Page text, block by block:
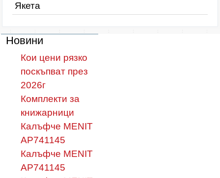
Якета
Новини
Кои цени рязко
поскъпват през
2026г
Комплекти за
книжарници
Калъфче MENIT
AP741145
Калъфче MENIT
AP741145